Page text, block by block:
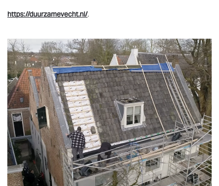
https://duurzamevecht.nl/.
Vergroten